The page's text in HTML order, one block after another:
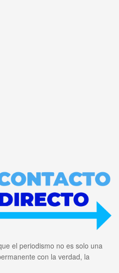
el periodismo no es solo una
con la verdad, la